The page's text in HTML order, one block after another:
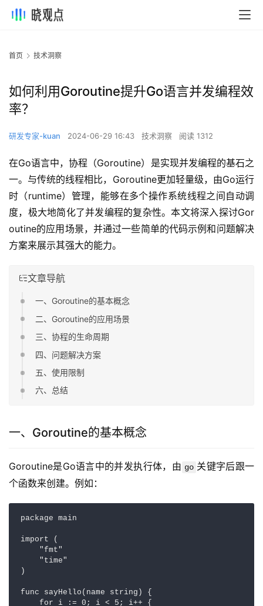
首页 技术洞察
如何利用Goroutine提升Go语言并发编程效
率？
研发专家-kuan 2024-06-29 16:43 技术洞察 阅读 1312
在Go语言中，协程（Goroutine）是实现并发编程的基石之
一。与传统的线程相比，Goroutine更加轻量级，由Go运行
时（runtime）管理，能够在多个操作系统线程之间自动调
度，极大地简化了并发编程的复杂性。本文将深入探讨Gor
outine的应用场景，并通过一些简单的代码示例和问题解决
方案来展示其强大的能力。
文章导航
一、Goroutine的基本概念
二、Goroutine的应用场景
三、协程的生命周期
四、问题解决方案
五、使用限制
六、总结
一、Goroutine的基本概念
Goroutine是Go语言中的并发执行体，由 go 关键字后跟一
个函数来创建。例如：
package main
import (
)
func sayHello(name string) {